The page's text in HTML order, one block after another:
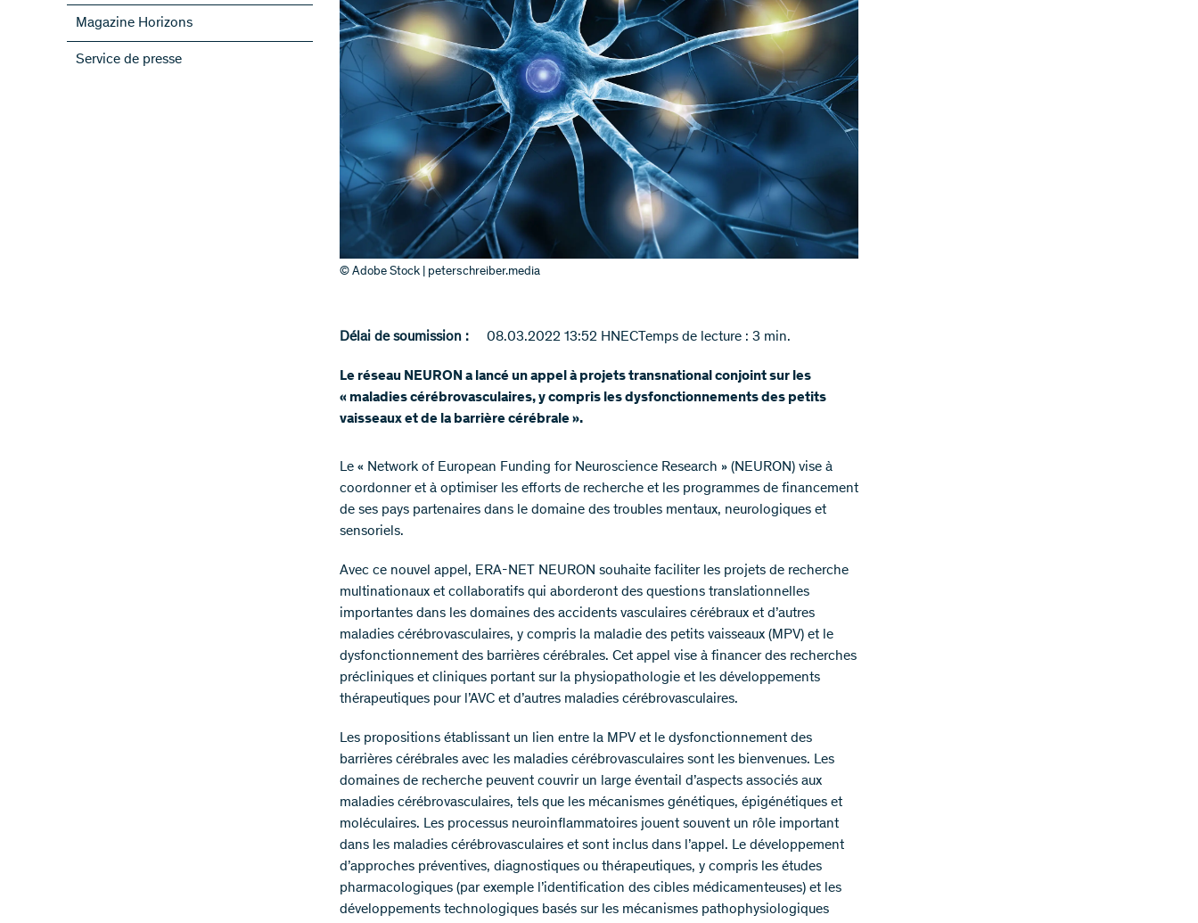
S’abonner à la newsletter du FNS
S’abonner aux newsletter des PRN
ScienceGeist
Magazine Horizons
Service de presse
© Adobe Stock | peterschreiber.media
Délai de soumission : 08.03.2022 13:52 HNEC Temps de lecture : 3 min.
Le réseau NEURON a lancé un appel à projets transnational conjoint sur les
« maladies cérébrovasculaires, y compris les dysfonctionnements des petits
vaisseaux et de la barrière cérébrale ».
Le « Network of European Funding for Neuroscience Research » (NEURON) vise à
coordonner et à optimiser les efforts de recherche et les programmes de financement
de ses pays partenaires dans le domaine des troubles mentaux, neurologiques et
sensoriels.
Avec ce nouvel appel, ERA-NET NEURON souhaite faciliter les projets de recherche
multinationaux et collaboratifs qui aborderont des questions translationnelles
importantes dans les domaines des accidents vasculaires cérébraux et d’autres
maladies cérébrovasculaires, y compris la maladie des petits vaisseaux (MPV) et le
dysfonctionnement des barrières cérébrales. Cet appel vise à financer des recherches
précliniques et cliniques portant sur la physiopathologie et les développements
thérapeutiques pour l’AVC et d’autres maladies cérébrovasculaires.
Les propositions établissant un lien entre la MPV et le dysfonctionnement des
barrières cérébrales avec les maladies cérébrovasculaires sont les bienvenues. Les
domaines de recherche peuvent couvrir un large éventail d’aspects associés aux
maladies cérébrovasculaires, tels que les mécanismes génétiques, épigénétiques et
moléculaires. Les processus neuroinflammatoires jouent souvent un rôle important
dans les maladies cérébrovasculaires et sont inclus dans l’appel. Le développement
d’approches préventives, diagnostiques ou thérapeutiques, y compris les études
pharmacologiques (par exemple l’identification des cibles médicamenteuses) et les
développements technologiques basés sur les mécanismes pathophysiologiques